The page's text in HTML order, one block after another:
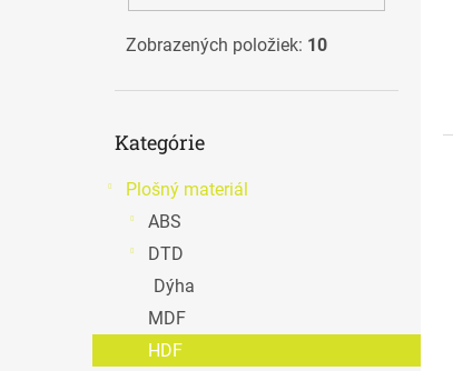
Zobrazených položiek: 10
kategórie
Kategórie
Plošný materiál
ABS
DTD
Dýha
MDF
HDF